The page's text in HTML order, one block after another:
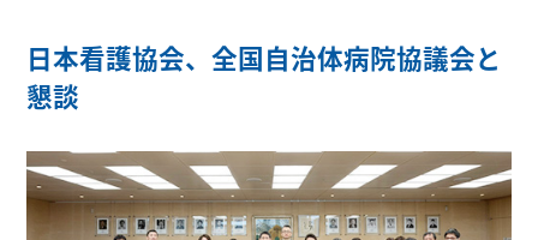
日本看護協会、全国自治体病院協議会と
懇談